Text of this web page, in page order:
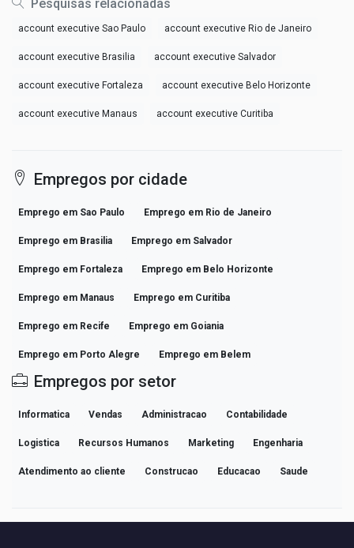
Pesquisas relacionadas
account executive Sao Paulo account executive Rio de Janeiro
account executive Brasilia account executive Salvador
account executive Fortaleza account executive Belo Horizonte
account executive Manaus account executive Curitiba
Empregos por cidade
Emprego em Sao Paulo Emprego em Rio de Janeiro
Emprego em Brasilia Emprego em Salvador
Emprego em Fortaleza Emprego em Belo Horizonte
Emprego em Manaus Emprego em Curitiba
Emprego em Recife Emprego em Goiania
Emprego em Porto Alegre Emprego em Belem
Empregos por setor
Informatica Vendas Administracao Contabilidade
Logistica Recursos Humanos Marketing Engenharia
Atendimento ao cliente Construcao Educacao Saude